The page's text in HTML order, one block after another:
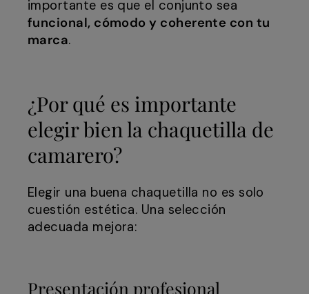
importante es que el conjunto sea
funcional, cómodo y coherente con tu
marca.
¿Por qué es importante
elegir bien la chaquetilla de
camarero?
Elegir una buena chaquetilla no es solo
cuestión estética. Una selección
adecuada mejora:
Presentación profesional